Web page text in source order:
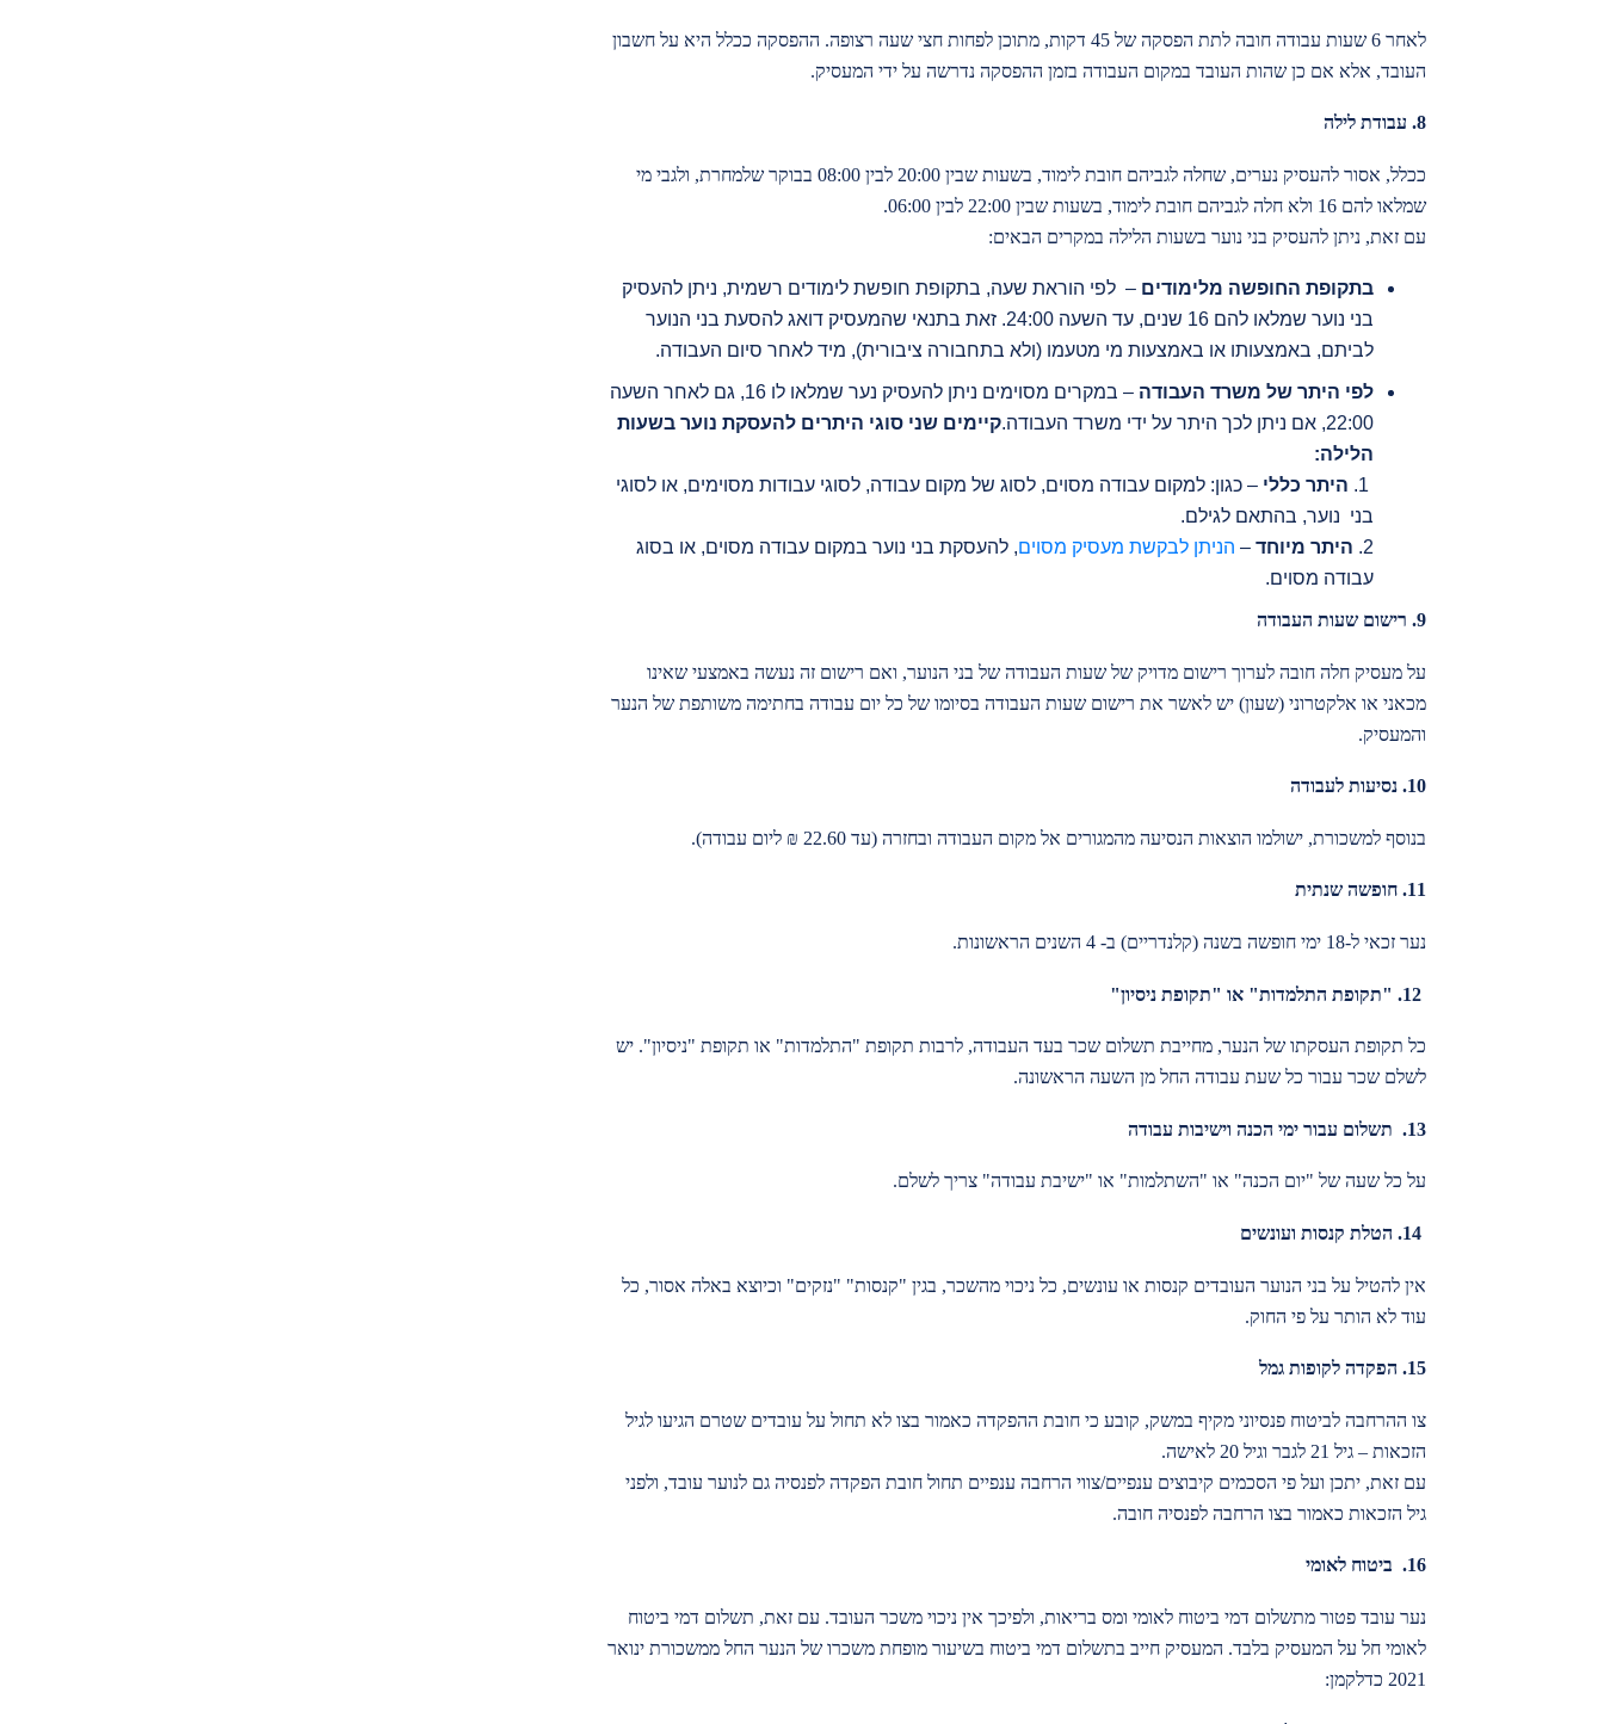
לאחר 6 שעות עבודה חובה לתת הפסקה של 45 דקות, מתוכן לפחות חצי שעה רצופה. ההפסקה ככלל היא על חשבון
העובד, אלא אם כן שהות העובד במקום העבודה בזמן ההפסקה נדרשה על ידי המעסיק.
8. עבודת לילה
ככלל, אסור להעסיק נערים, שחלה לגביהם חובת לימוד, בשעות שבין 20:00 לבין 08:00 בבוקר שלמחרת, ולגבי מי
שמלאו להם 16 ולא חלה לגביהם חובת לימוד, בשעות שבין 22:00 לבין 06:00.
עם זאת, ניתן להעסיק בני נוער בשעות הלילה במקרים הבאים:
בתקופת החופשה מלימודים – לפי הוראת שעה, בתקופת חופשת לימודים רשמית, ניתן להעסיק
בני נוער שמלאו להם 16 שנים, עד השעה 24:00. זאת בתנאי שהמעסיק דואג להסעת בני הנוער
לביתם, באמצעותו או באמצעות מי מטעמו (ולא בתחבורה ציבורית), מיד לאחר סיום העבודה.
לפי היתר של משרד העבודה
– במקרים מסוימים ניתן להעסיק נער שמלאו לו 16, גם לאחר השעה
22:00, אם ניתן לכך היתר על ידי משרד העבודה.
קיימים שני סוגי היתרים להעסקת נוער בשעות
הלילה:
היתר כללי – כגון: למקום עבודה מסוים, לסוג של מקום עבודה, לסוגי עבודות מסוימים, או לסוגי
בני נוער, בהתאם לגילם.
2. היתר מיוחד – הניתן לבקשת מעסיק מסוים, להעסקת בני נוער במקום עבודה מסוים, או בסוג
עבודה מסוים.
9. רישום שעות העבודה
על מעסיק חלה חובה לערוך רישום מדויק של שעות העבודה של בני הנוער, ואם רישום זה נעשה באמצעי שאינו
מכאני או אלקטרוני (שעון) יש לאשר את רישום שעות העבודה בסיומו של כל יום עבודה בחתימה משותפת של הנער
והמעסיק.
10. נסיעות לעבודה
בנוסף למשכורת, ישולמו הוצאות הנסיעה מהמגורים אל מקום העבודה ובחזרה (עד 22.60 ₪ ליום עבודה).
11. חופשה שנתית
נער זכאי ל-18 ימי חופשה בשנה (קלנדריים) ב- 4 השנים הראשונות.
12. " תקופת התלמדות" או "תקופת ניסיון"
כל תקופת העסקתו של הנער, מחייבת תשלום שכר בעד העבודה, לרבות תקופת "התלמדות" או תקופת "ניסיון". יש
לשלם שכר עבור כל שעת עבודה החל מן השעה הראשונה.
13. תשלום עבור ימי הכנה וישיבות עבודה
על כל שעה של "יום הכנה" או "השתלמות" או "ישיבת עבודה" צריך לשלם.
14. הטלת קנסות ועונשים
אין להטיל על בני הנוער העובדים קנסות או עונשים, כל ניכוי מהשכר, בגין "קנסות" "נזקים" וכיוצא באלה אסור, כל
עוד לא הותר על פי החוק.
15. הפקדה לקופות גמל
צו ההרחבה לביטוח פנסיוני מקיף במשק, קובע כי חובת ההפקדה כאמור בצו לא תחול על עובדים שטרם הגיעו לגיל
הזכאות – גיל 21 לגבר וגיל 20 לאישה.
עם זאת, יתכן ועל פי הסכמים קיבוצים ענפיים/צווי הרחבה ענפיים תחול חובת הפקדה לפנסיה גם לנוער עובד, ולפני
גיל הזכאות כאמור בצו הרחבה לפנסיה חובה.
16. ביטוח לאומי
נער עובד פטור מתשלום דמי ביטוח לאומי ומס בריאות, ולפיכך אין ניכוי משכר העובד. עם זאת, תשלום דמי ביטוח
לאומי חל על המעסיק בלבד. המעסיק חייב בתשלום דמי ביטוח בשיעור מופחת משכרו של הנער החל ממשכורת ינואר
2021 כדלקמן: